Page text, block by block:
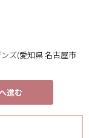
ズ(愛知県 名古屋市
進む